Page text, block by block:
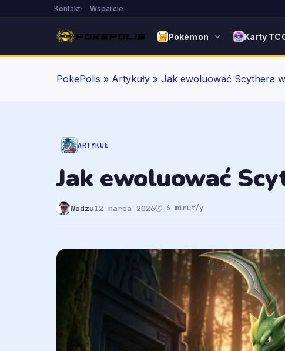
Kontakt Wsparcie
Pokémon Karty
PokePolis » Artykuły » Jak ewoluować Scythera
ARTYKUŁ
Jak ewoluować
Wodzu12 marca 2026🕐 6 minut/y